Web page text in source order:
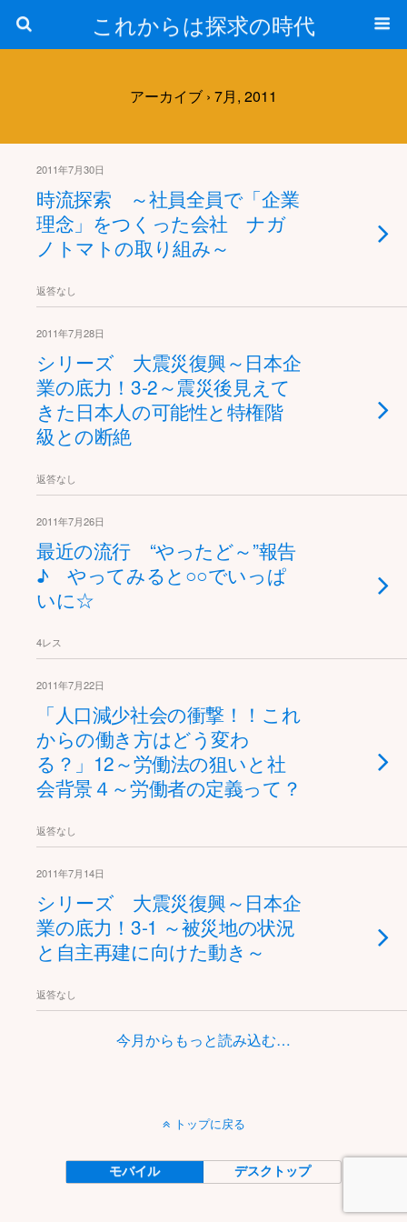
これからは探求の時代
アーカイブ › 7月, 2011
2011年7月30日
時流探索 ～社員全員で「企業
理念」をつくった会社 ナガ
ノトマトの取り組み～
返答なし
2011年7月28日
シリーズ 大震災復興～日本企
業の底力！3-2～震災後見えて
きた日本人の可能性と特権階
級との断絶
返答なし
2011年7月26日
最近の流行 “やったど～”報告
♪ やってみると○○でいっぱ
いに☆
4レス
2011年7月22日
「人口減少社会の衝撃！！これ
からの働き方はどう変わ
る？」12～労働法の狙いと社
会背景４～労働者の定義って？
返答なし
2011年7月14日
シリーズ 大震災復興～日本企
業の底力！3-1 ～被災地の状況
と自主再建に向けた動き～
返答なし
今月からもっと読み込む…
トップに戻る
モバイル デスクトップ